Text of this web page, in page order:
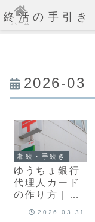
終活の手引き
2026-03
相続・手続き
ゆうちょ銀行
代理人カード
の作り方｜窓
2026.03.31
ホーム